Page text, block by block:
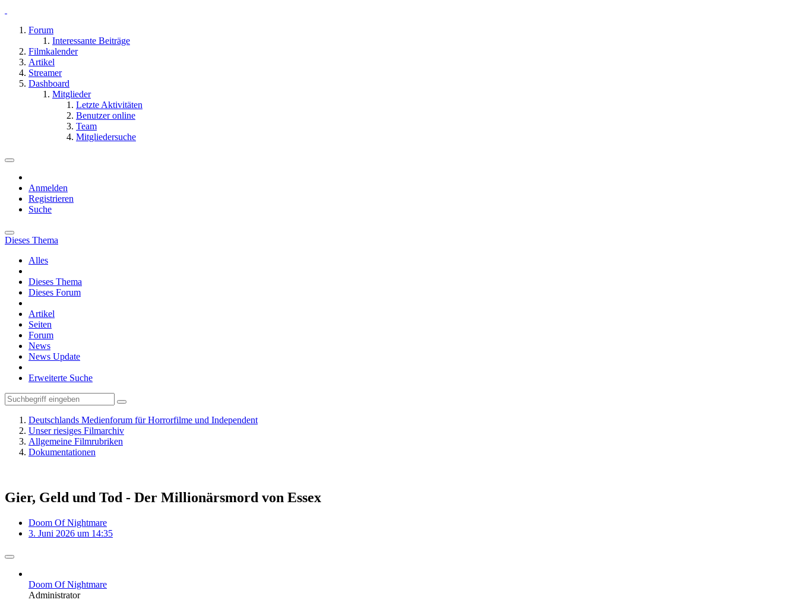
Forum
Interessante Beiträge
Filmkalender
Artikel
Streamer
Dashboard
Mitglieder
Letzte Aktivitäten
Benutzer online
Team
Mitgliedersuche
Anmelden
Registrieren
Suche
Dieses Thema
Alles
Dieses Thema
Dieses Forum
Artikel
Seiten
Forum
News
News Update
Erweiterte Suche
Deutschlands Medienforum für Horrorfilme und Independent
Unser riesiges Filmarchiv
Allgemeine Filmrubriken
Dokumentationen
Gier, Geld und Tod - Der Millionärsmord von Essex
Doom Of Nightmare
3. Juni 2026 um 14:35
Doom Of Nightmare
Administrator